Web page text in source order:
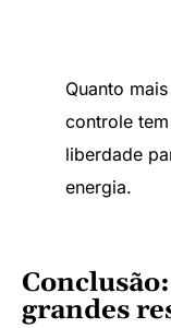
Quanto
controle
liberdade
energia.
grandes